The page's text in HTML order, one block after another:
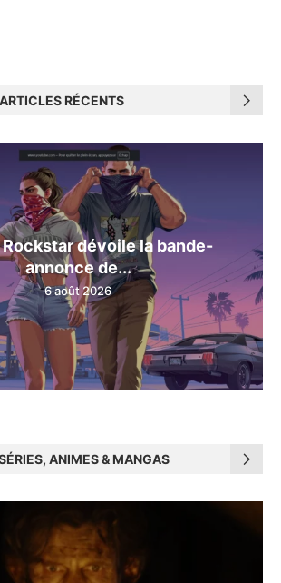
ARTICLES RÉCENTS
Rockstar dévoile la bande-
annonce de...
6 août 2026
ANIMES & MANGAS